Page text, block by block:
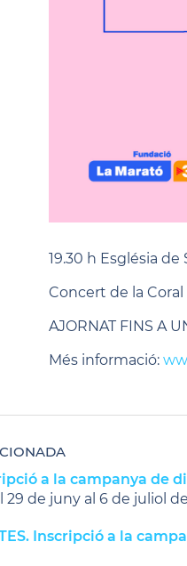
19.30 h Església de
Concert de la Coral
AJORNAT FINS A
Més informació:
a la campanya de
29 de juny al 6 de juliol
Inscripció a la